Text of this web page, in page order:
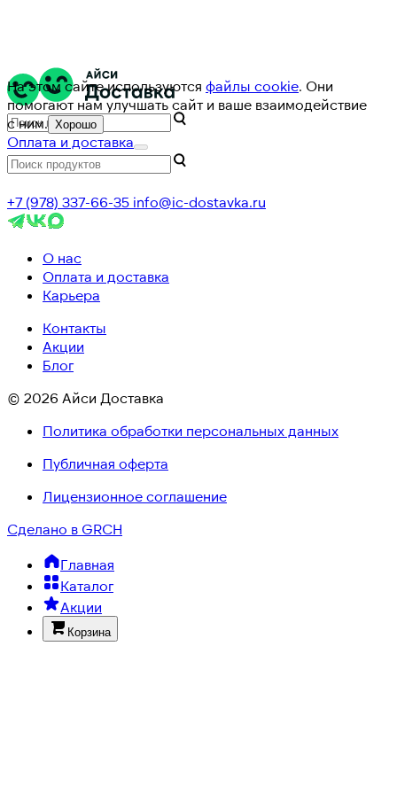
На этом сайте используются файлы cookie. Они
помогают нам улучшать сайт и ваше взаимодействие
с ним. Хорошо
Оплата и доставка
+7 (978) 337-66-35 info@ic-dostavka.ru
О нас
Оплата и доставка
Карьера
Контакты
Акции
Блог
© 2026 Айси Доставка
Политика обработки персональных данных
Публичная оферта
Лицензионное соглашение
Сделано в GRCH
Главная
Каталог
Акции
Корзина